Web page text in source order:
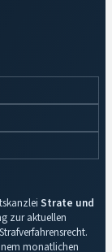
Strate und
zur aktuellen
monatlichen